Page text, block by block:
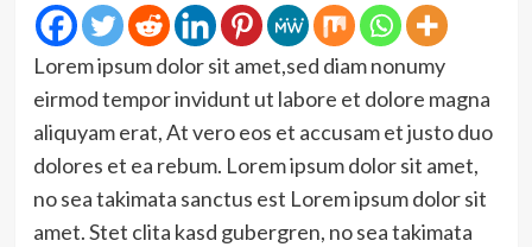
Lorem ipsum dolor sit amet,sed diam nonumy
eirmod tempor invidunt ut labore et dolore magna
aliquyam erat, At vero eos et accusam et justo duo
dolores et ea rebum. Lorem ipsum dolor sit amet,
no sea takimata sanctus est Lorem ipsum dolor sit
amet. Stet clita kasd gubergren, no sea takimata